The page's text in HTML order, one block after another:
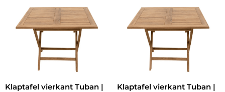
Klaptafel vierkant Tuban |
Klaptafel vierkant Tuban |